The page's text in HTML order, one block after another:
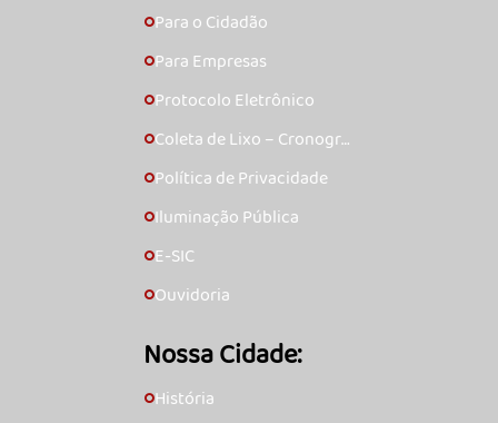
🞇Para o Cidadão
🞇Para Empresas
🞇Protocolo Eletrônico
🞇Coleta de Lixo – Cronogra
🞇Política de Privacidade
🞇Iluminação Pública
🞇E-SIC
🞇Ouvidoria
Nossa Cidade:
🞇História